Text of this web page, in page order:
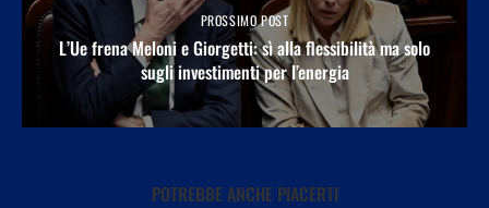
PROSSIMO POST
L’Ue frena Meloni e Giorgetti: sì alla flessibilità ma solo
sugli investimenti per l’energia
POTREBBE ANCHE PIACERTI